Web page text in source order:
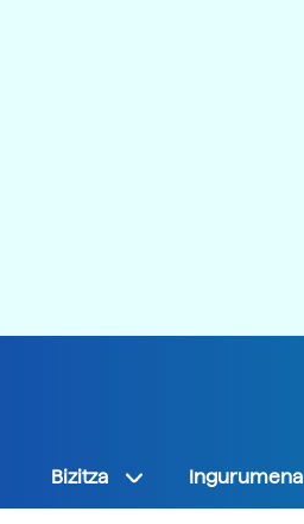
Bizitza Ingurumena